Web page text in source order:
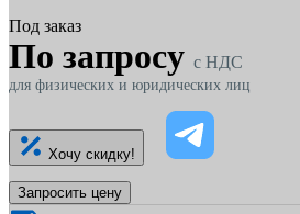
Под заказ
По запросу c НДС
для физических и юридических лиц
Хочу скидку!
Запросить цену